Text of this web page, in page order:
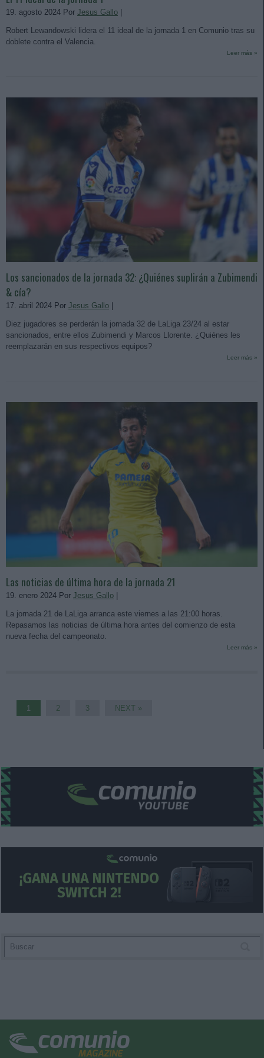
19. agosto 2024 Por Jesus Gallo
Robert Lewandowski lidera el 11 ideal de la jornada 1 en Comunio tras su
doblete contra el Valencia.
Leer más »
Los sancionados de la jornada 32: ¿Quiénes suplirán a Zubimendi
& cía?
17. abril 2024 Por Jesus Gallo
Diez jugadores se perderán la jornada 32 de LaLiga 23/24 al estar
sancionados, entre ellos Zubimendi y Marcos Llorente. ¿Quiénes les
reemplazarán en sus respectivos equipos?
Leer más »
Las noticias de última hora de la jornada 21
19. enero 2024 Por Jesus Gallo
La jornada 21 de LaLiga arranca este viernes a las 21:00 horas.
Repasamos las noticias de última hora antes del comienzo de esta
nueva fecha del campeonato.
Leer más »
1 2 3 NEXT »